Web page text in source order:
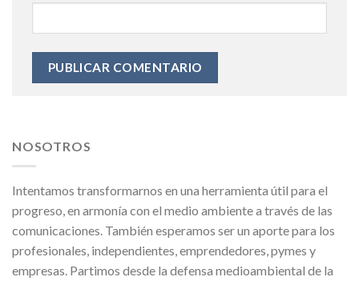
NOSOTROS
Intentamos transformarnos en una herramienta útil para el
progreso, en armonía con el medio ambiente a través de las
comunicaciones. También esperamos ser un aporte para los
profesionales, independientes, emprendedores, pymes y
empresas. Partimos desde la defensa medioambiental de la